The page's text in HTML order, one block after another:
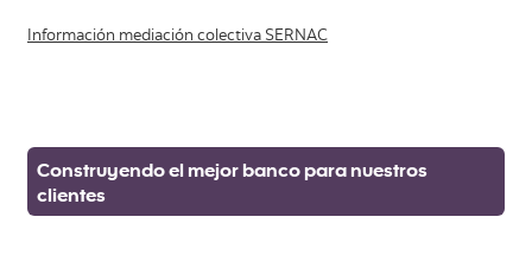
Información mediación colectiva SERNAC
Construyendo el mejor banco para nuestros
clientes